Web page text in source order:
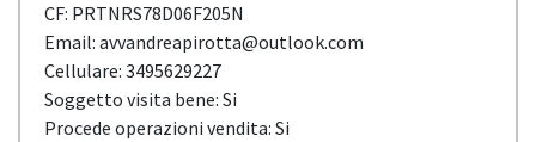
CF: PRTNRS78D06F205N
Email: avvandreapirotta@outlook.com
Cellulare: 3495629227
Soggetto visita bene: Si
Procede operazioni vendita: Si